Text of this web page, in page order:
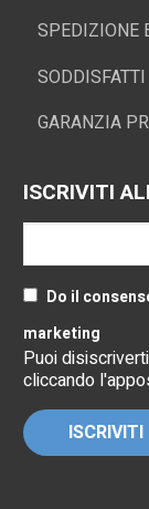
SPEDIZIONE
GARANZIA
ISCRIVITI
Do il
marketing
Puoi
cliccando